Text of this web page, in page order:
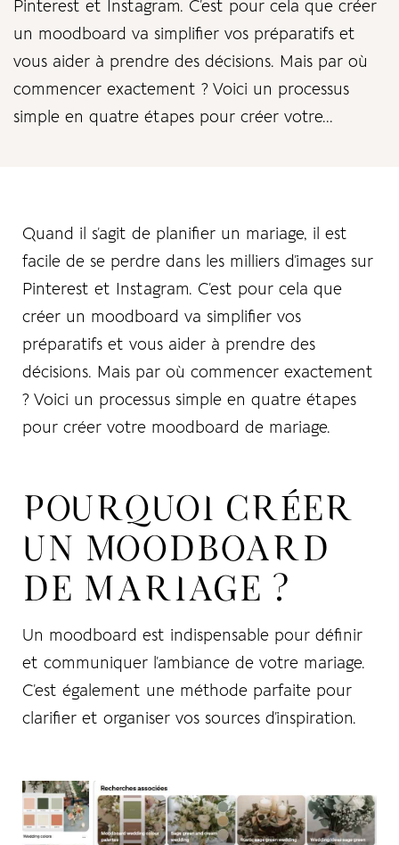
Pinterest et Instagram. C’est pour cela que créer
un moodboard va simplifier vos préparatifs et
vous aider à prendre des décisions. Mais par où
commencer exactement ? Voici un processus
simple en quatre étapes pour créer votre...
Quand il s’agit de planifier un mariage, il est
facile de se perdre dans les milliers d’images sur
Pinterest et Instagram. C’est pour cela que
créer un moodboard va simplifier vos
préparatifs et vous aider à prendre des
décisions. Mais par où commencer exactement
? Voici un processus simple en quatre étapes
pour créer votre moodboard de mariage.
POURQUOI CRÉER
UN MOODBOARD
DE MARIAGE ?
Un moodboard est indispensable pour définir
et communiquer l’ambiance de votre mariage.
C’est également une méthode parfaite pour
clarifier et organiser vos sources d’inspiration.